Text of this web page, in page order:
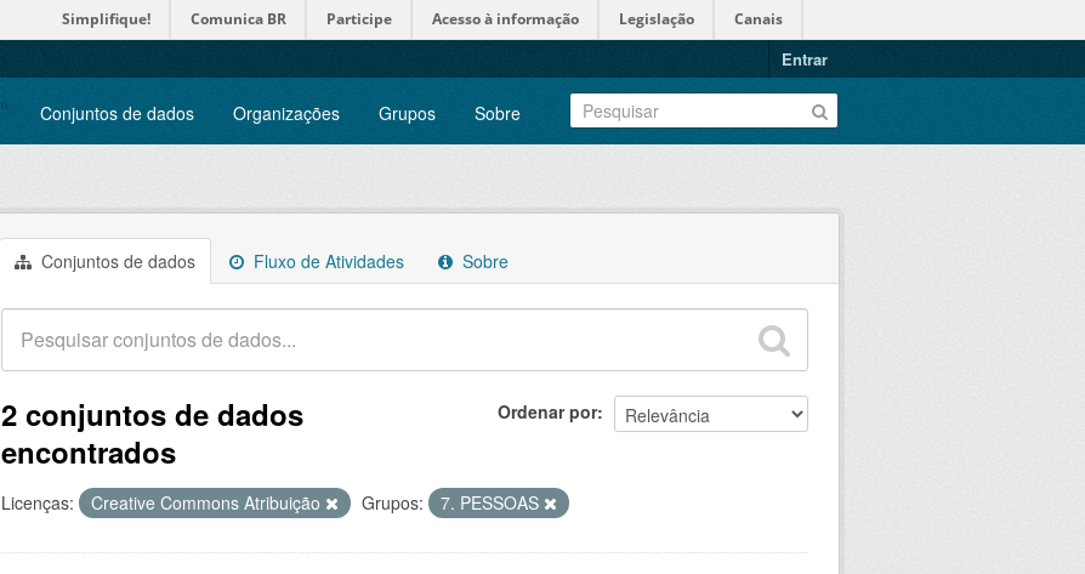
Simplifique! Comunica BR Participe Acesso à informação Legislação Canais
Entrar
Conjuntos de dados Organizações Grupos Sobre
Conjuntos de dados Fluxo de Atividades Sobre
Ordenar por
2 conjuntos de dados
encontrados
Licenças: Creative Commons Atribuição Grupos: 7. PESSOAS